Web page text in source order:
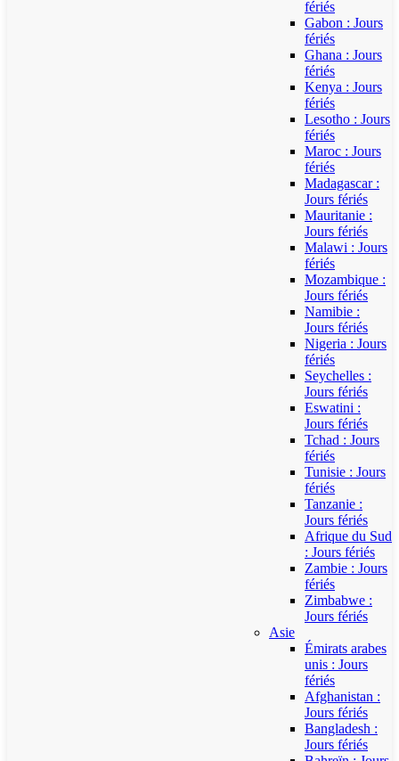
fériés
Gabon : Jours
fériés
Ghana : Jours
fériés
Kenya : Jours
fériés
Lesotho : Jours
fériés
Maroc : Jours
fériés
Madagascar :
Jours fériés
Mauritanie :
Jours fériés
Malawi : Jours
fériés
Mozambique :
Jours fériés
Namibie :
Jours fériés
Nigeria : Jours
fériés
Seychelles :
Jours fériés
Eswatini :
Jours fériés
Tchad : Jours
fériés
Tunisie : Jours
fériés
Tanzanie :
Jours fériés
Afrique du Sud
: Jours fériés
Zambie : Jours
fériés
Zimbabwe :
Jours fériés
Asie
Émirats arabes
unis : Jours
fériés
Afghanistan :
Jours fériés
Bangladesh :
Jours fériés